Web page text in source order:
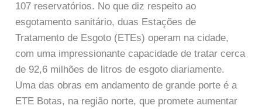
107 reservatórios. No que diz respeito ao
esgotamento sanitário, duas Estações de
Tratamento de Esgoto (ETEs) operam na cidade,
com uma impressionante capacidade de tratar cerca
de 92,6 milhões de litros de esgoto diariamente.
Uma das obras em andamento de grande porte é a
ETE Botas, na região norte, que promete aumentar